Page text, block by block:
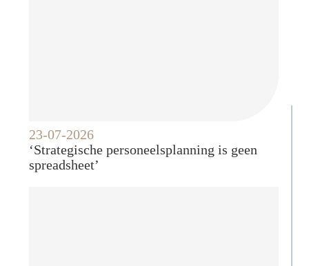
23-07-2026
‘Strategische personeelsplanning is geen
spreadsheet’